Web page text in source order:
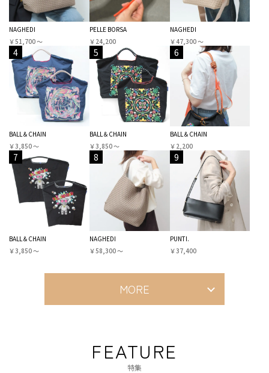
NAGHEDI
￥51,700 〜
PELLE BORSA
￥24,200
NAGHEDI
￥47,300 〜
4
BALL＆CHAIN
￥3,850 〜
5
BALL＆CHAIN
￥3,850 〜
6
BALL＆CHAIN
￥2,200
7
BALL＆CHAIN
￥3,850 〜
8
NAGHEDI
￥58,300 〜
9
PUNTI.
￥37,400
MORE
FEATURE
特集